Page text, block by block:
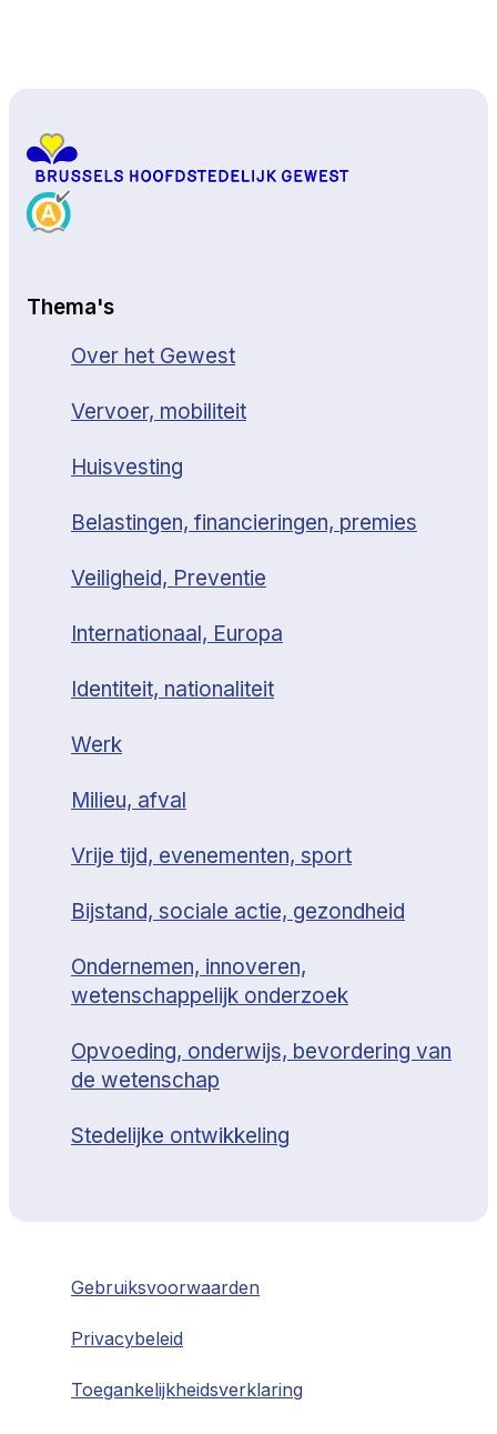
Thema's
Over het Gewest
Vervoer, mobiliteit
Huisvesting
Belastingen, financieringen, premies
Veiligheid, Preventie
Internationaal, Europa
Identiteit, nationaliteit
Werk
Milieu, afval
Vrije tijd, evenementen, sport
Bijstand, sociale actie, gezondheid
Ondernemen, innoveren,
wetenschappelijk onderzoek
Opvoeding, onderwijs, bevordering van
de wetenschap
Stedelijke ontwikkeling
Gebruiksvoorwaarden
Privacybeleid
Toegankelijkheidsverklaring